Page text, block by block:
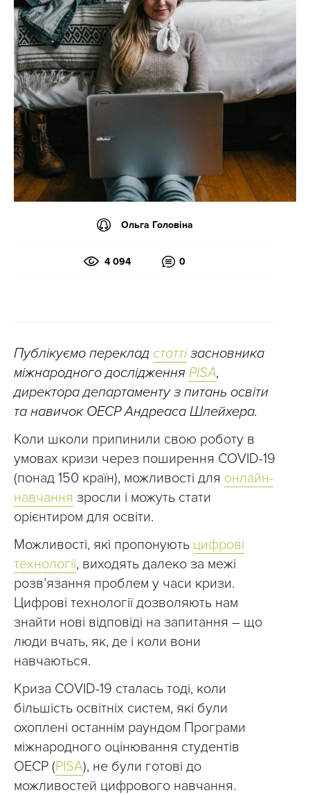
Ольга Головіна
4 094 0
Публікуємо переклад статтізасновника
міжнародного дослідження PISA,
директора департаменту з питань освіти
та навичок ОЕСР Андреаса Шлейхера.
Коли школи припинили свою роботу в
умовах кризи через поширення COVID-19
(понад 150 країн), можливості для онлайн-
навчання зросли і можуть стати
орієнтиром для освіти.
Можливості, які пропонують цифрові
технології, виходять далеко за межі
розв’язання проблем у часи кризи.
Цифрові технології дозволяють нам
знайти нові відповіді на запитання – що
люди вчать, як, де і коли вони
навчаються.
Криза COVID-19 сталась тоді, коли
більшість освітніх систем, які були
охоплені останнім раундом Програми
міжнародного оцінювання студентів
ОЕСР (PISA), не були готові до
можливостей цифрового навчання.